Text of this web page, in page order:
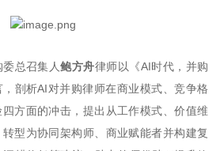
委总召集人鲍方舟律师以《AI时代，并购
剖析AI对并购律师在商业模式、竞争格
方面的冲击，提出从工作模式、价值维
型为协同架构师、商业赋能者并构建复